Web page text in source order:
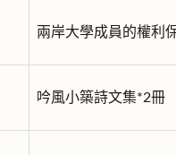
兩岸大學成員的權利
吟風小築詩文集*2冊